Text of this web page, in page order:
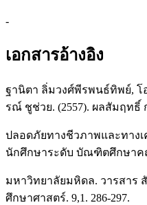
-
เอกสารอ้างอิง
ฐานิตา ลิ่มวงศ์พีรพนธ์ทิพย์,
รณ์ ชูช่วย. (2557). ผลสัมฤทธิ์
ปลอดภัยทางชีวภาพและทาง
นักศึกษาระดับ บัณฑิตศึกษาค
มหาวิทยาลัยมหิดล. วารสาร
ศึกษาศาสตร์. 9,1. 286-297.